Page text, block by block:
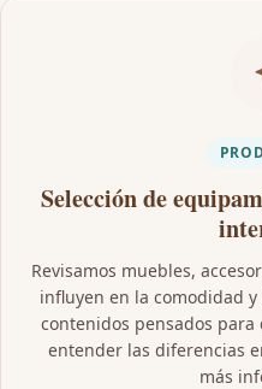
Selección de
Revisamos muebles,
influyen en la comodidad
contenidos pensados
entender las diferencias
más